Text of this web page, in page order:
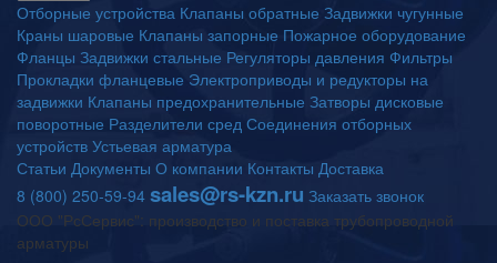
Отборные устройства Клапаны обратные Задвижки чугунные
Краны шаровые Клапаны запорные Пожарное оборудование
Фланцы Задвижки стальные Регуляторы давления Фильтры
Прокладки фланцевые Электроприводы и редукторы на
задвижки Клапаны предохранительные Затворы дисковые
поворотные Разделители сред Соединения отборных
устройств Устьевая арматура
Статьи Документы О компании Контакты Доставка
8 (800) 250-59-94 sales@rs-kzn.ru Заказать звонок
ООО "РсСервис": производство и поставка трубопроводной
арматуры